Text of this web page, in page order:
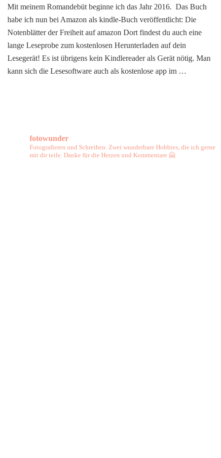
Notenblätter
der
Freiheit
Mit meinem Romandebüt beginne ich das Jahr 2016. Das Buch
habe ich nun bei Amazon als kindle-Buch veröffentlicht: Die
Notenblätter der Freiheit auf amazon Dort findest du auch eine
lange Leseprobe zum kostenlosen Herunterladen auf dein
Lesegerät! Es ist übrigens kein Kindlereader als Gerät nötig. Man
kann sich die Lesesoftware auch als kostenlose app im …
fotowunder
Fotografieren und Schreiben. Zwei wunderbare Hobbies, die ich gerne
mit dir teile. Danke für die Herzen und Kommentare 🤗